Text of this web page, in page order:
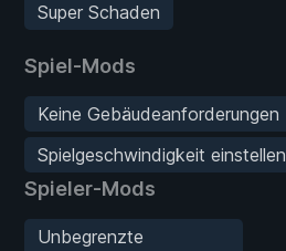
Super Schaden
Spiel-Mods
Keine Gebäudeanforderungen
Spielgeschwindigkeit einstellen
Spieler-Mods
Unbegrenzte